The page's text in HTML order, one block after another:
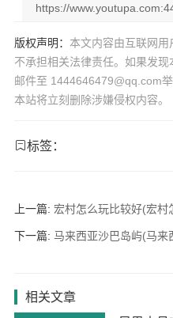
https://
版权声明： 本文内容由互联网用
不承担相关法律责任。如果发
邮件至 1444646479@qq.com
本站将立刻删除涉嫌侵权内容。
标签：
上一篇: 宏村怎么玩比较好(宏村
下一篇: 马来西亚沙巴岛屿(马来
相关文章